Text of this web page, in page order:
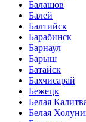
Балашов
Балей
Балтийск
Барабинск
Барнаул
Барыш
Батайск
Бахчисарай
Бежецк
Белая
Белая